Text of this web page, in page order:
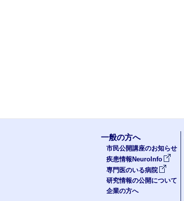
一般の方へ
市民公開講座のお知らせ
疾患情報NeuroInfo
専門医のいる病院
研究情報の公開について
企業の方へ